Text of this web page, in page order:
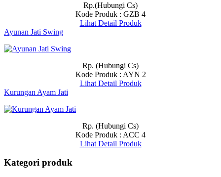
Rp.(Hubungi Cs)
Kode Produk : GZB 4
Lihat Detail Produk
Ayunan Jati Swing
Rp. (Hubungi Cs)
Kode Produk : AYN 2
Lihat Detail Produk
Kurungan Ayam Jati
Rp. (Hubungi Cs)
Kode Produk : ACC 4
Lihat Detail Produk
Kategori produk